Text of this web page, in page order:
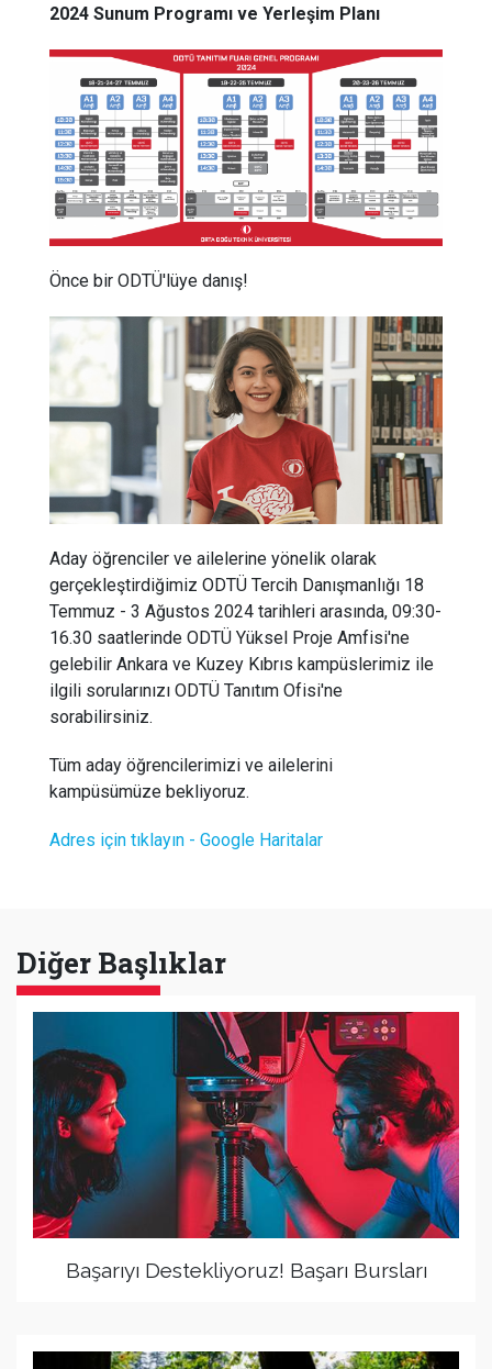
2024 Sunum Programı ve Yerleşim Planı
Önce bir ODTÜ'lüye danış!
Aday öğrenciler ve ailelerine yönelik olarak
gerçekleştirdiğimiz ODTÜ Tercih Danışmanlığı 18
Temmuz - 3 Ağustos 2024 tarihleri arasında, 09:30-
16.30 saatlerinde ODTÜ Yüksel Proje Amfisi'ne
gelebilir Ankara ve Kuzey Kıbrıs kampüslerimiz ile
ilgili sorularınızı ODTÜ Tanıtım Ofisi'ne
sorabilirsiniz.
Tüm aday öğrencilerimizi ve ailelerini
kampüsümüze bekliyoruz.
Adres için tıklayın - Google Haritalar
Diğer Başlıklar
Başarıyı Destekliyoruz! Başarı Bursları